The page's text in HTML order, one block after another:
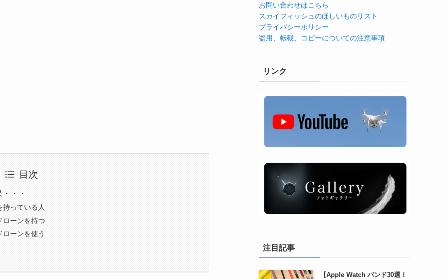
目次
・・
持っている人
ローンを持つ
ローンを使う
お問い合わせはこちら
スカイフィッシュのほしいものリスト
プライバシーポリシー
盗用、転載、コピーについての注意事項
リンク
注目記事
【Apple Watch バンド30選！